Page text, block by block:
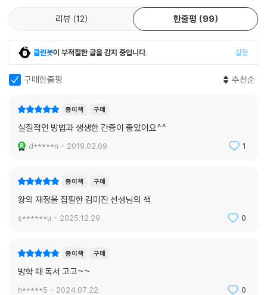
하나님의 말씀을 통해 그분의 음성을 듣고 순종하는 삶은 정말 귀하다. 동
방박사들은 말씀을 통해 주의 음성을 듣고 순종함으로 예수 그리스도를 만
_ 홍성건(저자 서문에서)
나는 완전히 길을 잃었다. 어디로 가야 할지, 무엇을 해야 할지, 누구를 만
들과 친구들은 나를 떠났다. 나도 나를 신뢰하지 못하는 지경에 이르렀다.
한 큰 부담감이 나를 짓눌렀다. 그런데 하나님의 음성을 들으며 결정하기
시작하면서 자유하게 되었다.
하나님의 음성을 듣고 순종하는 삶으로의 초대
께 경배하고 돌아갔다. 이들이 말한 ‘동방’은 메디아(Media), 바사 제국에
하심을 받아 예수께 경배하는 과정이 흥미롭다.
리뷰 12 한줄평 99
클린봇이 부적절한 글을 감지 중입니다. 설정
구매한줄평 추천순
종이책 구매
실질적인 방법과 생생한 간증이 좋았어요^^
d*****n 2019.02.09. 1
종이책 구매
왕의 재정을 집필한 김미진 선생님의 책
s******u 2025.12.29. 0
종이책 구매
방학 때 독서 고고~~
h*****5 2024.07.22. 0